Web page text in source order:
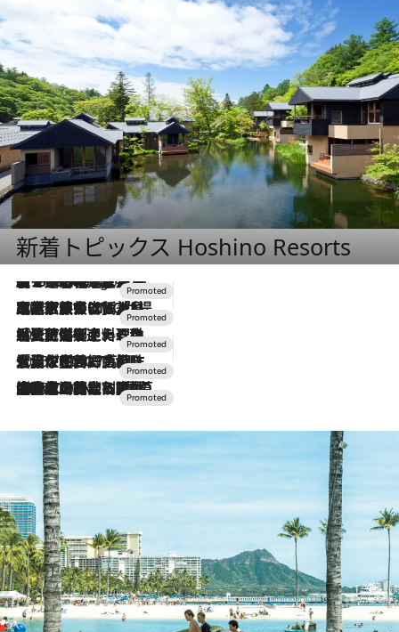
新着トピックス Hoshino Resorts
8 Hours Ago
【トンボの足水浴】ヒノキの香りに包まれて涼感マックス！約13℃の湧水かけ流しを避暑地「星野温泉 トンボの湯」で体験
2026.7.31
【ホテル帰省】という選択肢をOMOが提案。家族とほどよい距離を保つには「昼は実家、夜は気兼ねなくホテルで！」
2026.7.24
【夏限定ディナーコース】旬を迎える稚鮎や花ズッキーニなどをイタリア・トスカーナの郷土料理の手法で満喫！
2026.7.17
「土佐和ハーブかき氷」がOMO7高知に登場！生姜、山椒、大葉など目にも舌にも涼を呼ぶ郷土の味
2026.7.10
NEW OPEN！【界 草津】名湯の地に誕生。趣の異なる2種の温泉と上州ならではの会席・蕎麦割烹など美食を味わう究極の癒やし旅